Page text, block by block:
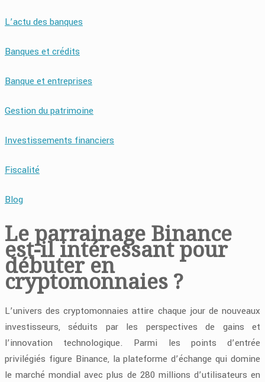
L’actu des banques
Banques et crédits
Banque et entreprises
Gestion du patrimoine
Investissements financiers
Fiscalité
Blog
Le parrainage Binance
est-il intéressant pour
débuter en
cryptomonnaies ?
L’univers des cryptomonnaies attire chaque jour de nouveaux
investisseurs, séduits par les perspectives de gains et
l’innovation technologique. Parmi les points d’entrée
privilégiés figure Binance, la plateforme d’échange qui domine
le marché mondial avec plus de 280 millions d’utilisateurs en